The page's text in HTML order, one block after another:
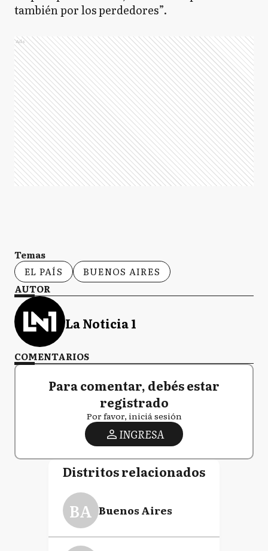
también por los perdedores”.
Ads
Temas
EL PAÍS
BUENOS AIRES
AUTOR
La Noticia 1
COMENTARIOS
Para comentar, debés estar
registrado
Por favor, iniciá sesión
INGRESA
Distritos relacionados
BA Buenos Aires